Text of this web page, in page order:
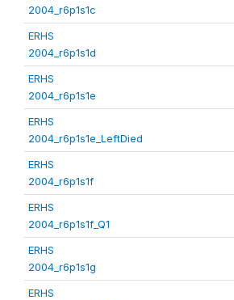
2004_r6p1s1c
ERHS
2004_r6p1s1d
ERHS
2004_r6p1s1e
ERHS
2004_r6p1s1e_LeftDied
ERHS
2004_r6p1s1f
ERHS
2004_r6p1s1f_Q1
ERHS
2004_r6p1s1g
ERHS